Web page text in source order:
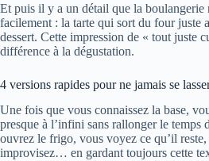
Et puis il y a un détail que la boulangerie
facilement : la tarte qui sort du four juste
dessert. Cette impression de « tout juste
différence à la dégustation.
4 versions rapides pour ne jamais se
Une fois que vous connaissez la base,
presque à l’infini sans rallonger le temps
ouvrez le frigo, vous voyez ce qu’il
improvisez… en gardant toujours cette